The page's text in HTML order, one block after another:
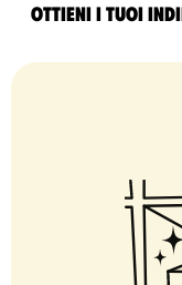
Ottieni i tuoi